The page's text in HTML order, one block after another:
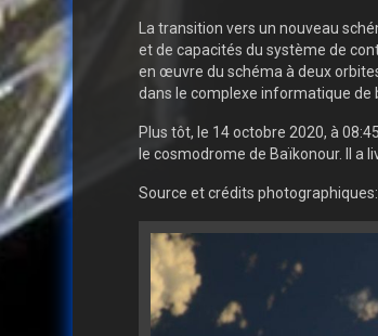
La transition vers un nouveau
et de capacités du système de
en œuvre du schéma à deux
dans le complexe informatique de
Plus tôt, le 14 octobre 2020, à
le cosmodrome de Baïkonour. Il a
Source et crédits photographiques: